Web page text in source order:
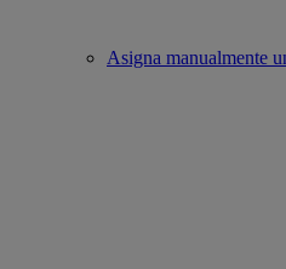
Asigna manualmente